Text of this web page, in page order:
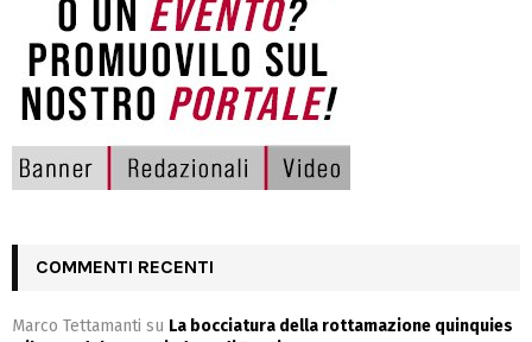
COMMENTI RECENTI
Marco Tettamanti su La bocciatura della rottamazione quinquies